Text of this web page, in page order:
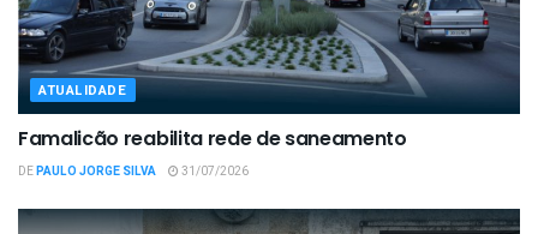
ATUALIDADE
Famalicão reabilita rede de saneamento
DEPAULO JORGE SILVA 31/07/2026